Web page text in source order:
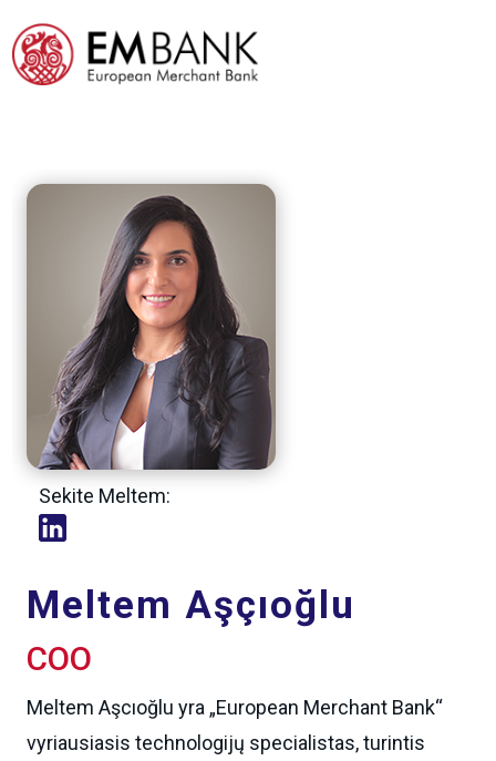
Sekite Meltem:
Meltem Aşçıoğlu
COO
Meltem Aşcıoğlu yra „European Merchant Bank“
vyriausiasis technologijų specialistas, turintis